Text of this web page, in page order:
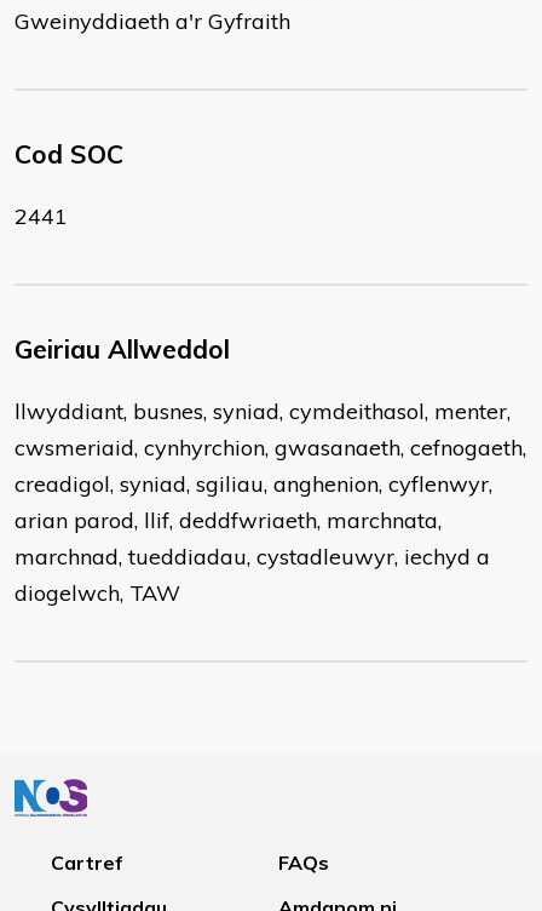
Gweinyddiaeth a'r Gyfraith
Cod SOC
2441
Geiriau Allweddol
llwyddiant, busnes, syniad, cymdeithasol, menter,
cwsmeriaid, cynhyrchion, gwasanaeth, cefnogaeth,
creadigol, syniad, sgiliau, anghenion, cyflenwyr,
arian parod, llif, deddfwriaeth, marchnata,
marchnad, tueddiadau, cystadleuwyr, iechyd a
diogelwch, TAW
Cartref
FAQs